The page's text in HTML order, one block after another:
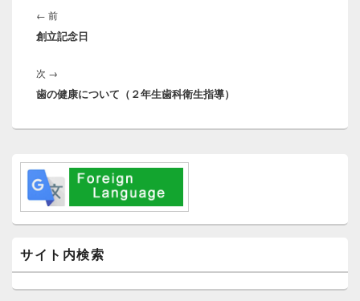
稿
ナ
ゲ
ー
シ
← 前前
の
創立記念日
次 →
の
稿:
歯の健康について（２年生歯科衛生指導）
メ
ウ
ィ
サイト内検索